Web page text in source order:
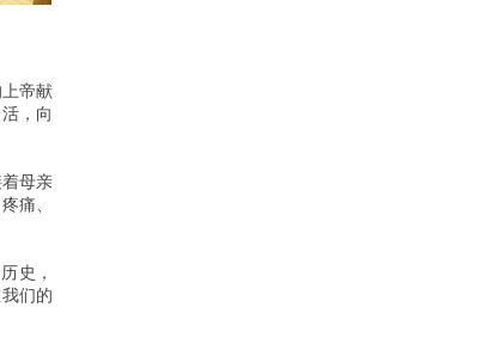
帝献
，向
母亲
痛、
史，
们的